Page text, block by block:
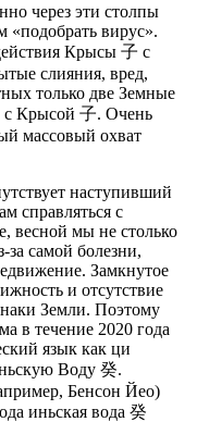
через эти столпы
вирус».
Крысы 子 с
слияния, вред,
только две Земные
с Крысой 子. Очень
массовый охват
наступивший
справляться с
весной мы не столько
за самой болезни,
Замкнутое
и отсутствие
Земли. Поэтому
в течение 2020 года
язык как ци
Воду 癸.
Бенсон Йео)
иньская вода 癸